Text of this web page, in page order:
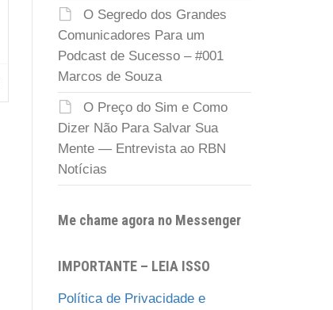
O Segredo dos Grandes
Comunicadores Para um
Podcast de Sucesso – #001
Marcos de Souza
O Preço do Sim e Como
Dizer Não Para Salvar Sua
Mente — Entrevista ao RBN
Notícias
Me chame agora no Messenger
IMPORTANTE – LEIA ISSO
Política de Privacidade e